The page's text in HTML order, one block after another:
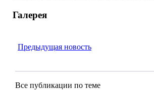
Галерея
Предыдущая новость
Все публикации по теме